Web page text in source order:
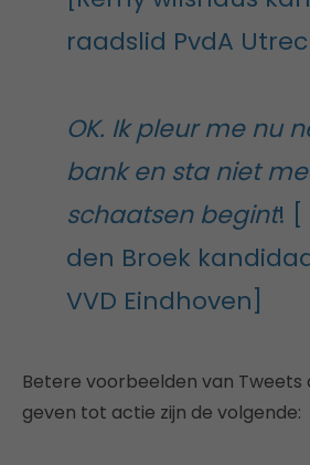
raadslid PvdA
OK. Ik pleur me nu
bank en sta niet
schaatsen begint! [
den Broek
VVD Eindhoven]
Betere voorbeelden van Tweets
geven tot actie zijn de volgende: